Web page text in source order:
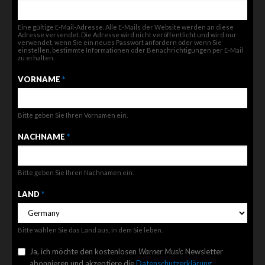
Eine gültige E-Mail-Adresse. Alle E-Mails der Website werden an diese
Adresse versendet. Die Adresse wird nicht veröffentlicht und wird nur
verwendet, wenn Sie ein neues Passwort anfordern oder wenn Sie
einstellen, bestimmte Informationen oder Benachrichtigungen per E-Mail
zu erhalten.
VORNAME *
Bitte geben Sie Ihren Vornamen ein.
NACHNAME *
Bitte geben Sie Ihren Nachnamen ein.
LAND *
Bitte wählen Sie das Land aus, in dem Sie leben.
Ja, ich möchte den kostenlosen Warner Music Newsletter